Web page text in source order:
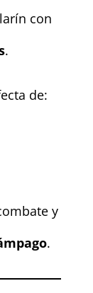
con
.
de:
y
.